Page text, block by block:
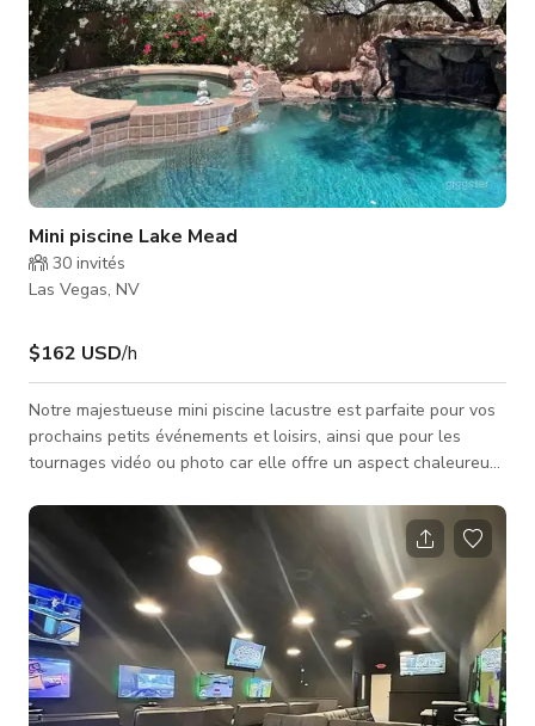
Mini piscine Lake Mead
30 invités
Las Vegas, NV
$162 USD/h
Notre majestueuse mini piscine lacustre est parfaite pour vos
prochains petits événements et loisirs, ainsi que pour les
tournages vidéo ou photo car elle offre un aspect chaleureux
des publicités télévisées, clips musicaux, contenus pour les
réseaux sociaux, et bien plus encore. Veuillez toujours vérifier
la disponibilité de l'espace auprès de l'hôte.